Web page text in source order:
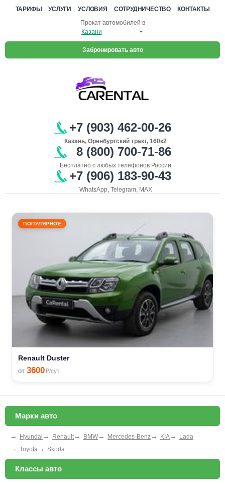
ТАРИФЫ УСЛУГИ УСЛОВИЯ СОТРУДНИЧЕСТВО
КОНТАКТЫ
Прокат автомобилей в
Забронировать авто
+7 (903) 462-00-26
Казань, Оренбургский тракт, 160к2
8 (800) 700-71-86
Бесплатно с любых телефонов России
+7 (906) 183-90-43
WhatsApp, Telegram, MAX
ПОПУЛЯРНОЕ
Renault Duster
от 3600₽/сут
Марки авто
→ Hyundai → Renault → BMW → Mercedes-Benz → KIA → Lada
→ Toyota → Skoda
Классы авто